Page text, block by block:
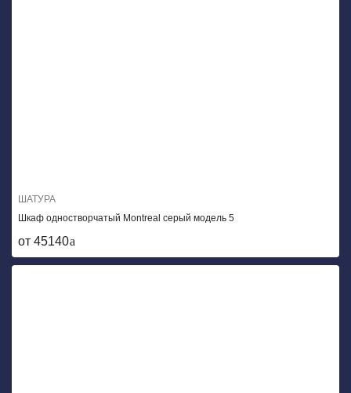
ШАТУРА
Шкаф одностворчатый Montreal серый модель 5
от 45140